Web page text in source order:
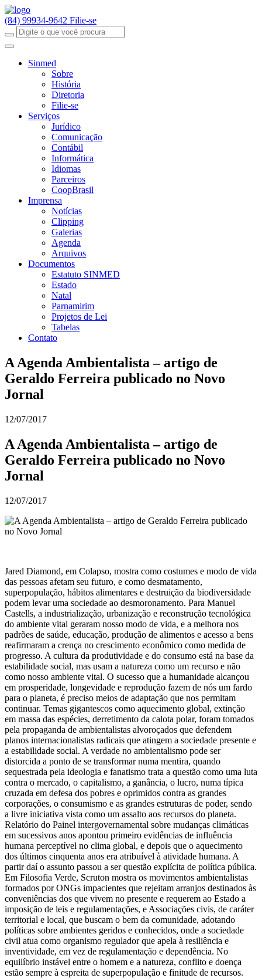
(84) 99934-9642 Filie-se
Sinmed
Sobre
História
Diretoria
Filie-se
Serviços
Jurídico
Comunicação
Contábil
Informática
Idiomas
Parceiros
CoopBrasil
Imprensa
Notícias
Clipping
Galerias
Agenda
Arquivos
Documentos
Estatuto SINMED
Estado
Natal
Parnamirim
Projetos de Lei
Tabelas
Contato
A Agenda Ambientalista – artigo de
Geraldo Ferreira publicado no Novo
Jornal
12/07/2017
A Agenda Ambientalista – artigo de
Geraldo Ferreira publicado no Novo
Jornal
12/07/2017
Jared Diamond, em Colapso, mostra como costumes e modo de vida
das pessoas afetam seu futuro, e como desmatamento,
superpopulação, hábitos alimentares e destruição da biodiversidade
podem levar uma sociedade ao desmoronamento. Para Manuel
Castells, a industrialização, urbanização e reconstrução tecnológica
do ambiente vital geraram nosso modo de vida, e a melhora nos
padrões de saúde, educação, produção de alimentos e acesso a bens
reafirmaram a crença no crescimento econômico como medida de
progresso. A cultura da produtividade e do consumo está na base da
estabilidade social, mas usam a natureza como um recurso e não
como nosso ambiente vital. O sucesso que a humanidade alcançou
em prosperidade, longevidade e reprodução fazem de nós um fardo
para o planeta, é preciso meios de adaptação que nos permitam
continuar. Temas gigantescos como aquecimento global, extinção
em massa das espécies, derretimento da calota polar, foram tomados
pela propaganda de ambientalistas alvoroçados que defendem
planos internacionalistas radicais que atingem a sociedade presente e
a estabilidade social. A verdade no ambientalismo pode ser
distorcida a ponto de se transformar numa mentira, quando
sequestrada pela ideologia e fanatismo trata a questão como uma luta
contra o mercado, o capitalismo, a ganância, o lucro, numa típica
cruzada em defesa dos pobres e oprimidos contra as grandes
corporações, o consumismo e as grandes estruturas de poder, sendo
a livre iniciativa vista como um assalto aos recursos do planeta.
Relatório do Painel intergovernamental sobre mudanças climáticas
em sucessivos anos apontou primeiro evidências de influência
humana perceptível no clima global, e depois que o aquecimento
dos últimos cinquenta anos era atribuível à atividade humana. A
partir daí o assunto passou a ser questão explícita de política pública.
Em Filosofia Verde, Scruton mostra os movimentos ambientalistas
formados por ONGs impacientes que rejeitam arranjos destinados às
conveniências dos que vivem no presente e requerem ao Estado a
imposição de leis e regulamentações, e Associações civis, de caráter
territorial e local, que buscam o bem da comunidade, adotando
políticas sobre ambientes geridos e conhecidos, onde a sociedade
civil atua como organismo regulador que apela à resiliência e
inventividade, em vez de regulamentação e dependência. No
equilíbrio instável entre o homem e a natureza, conflito e doença
estão sempre à espreita de superpopulação e finitude de recursos.